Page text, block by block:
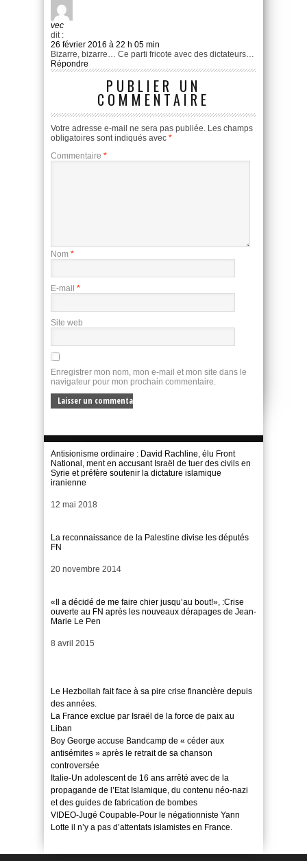
vec
dit :
26 février 2016 à 22 h 05 min
Bizarre, bizarre… Ce parti fricote avec des dictateurs…
Répondre
PUBLIER UN
COMMENTAIRE
Votre adresse e-mail ne sera pas publiée. Les champs
obligatoires sont indiqués avec *
Commentaire *
Nom *
E-mail *
Site web
Enregistrer mon nom, mon e-mail et mon site dans le
navigateur pour mon prochain commentaire.
Antisionisme ordinaire : David Rachline, élu Front
National, ment en accusant Israël de tuer des civils en
Syrie et préfère soutenir la dictature islamique
iranienne
Date
12 mai 2018
La reconnaissance de la Palestine divise les députés
FN
Date
20 novembre 2014
«Il a décidé de me faire chier jusqu’au bout!», :Crise
ouverte au FN après les nouveaux dérapages de Jean-
Marie Le Pen
Date
8 avril 2015
Le Hezbollah fait face à sa pire crise financière depuis
des années.
La France exclue par Israël de la force de paix au
Liban
Boy George accuse Bandcamp de « céder aux
antisémites » après le retrait de sa chanson
controversée
Italie-Un adolescent de 16 ans arrêté avec de la
propagande de l’Etat Islamique, du contenu néo-nazi
et des guides de fabrication de bombes
VIDEO-Jugé Coupable-Pour le négationniste Yann
Lotte il n’y a pas d’attentats islamistes en France.